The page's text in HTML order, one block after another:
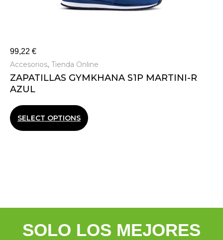
99,22 €
Accesorios, Tienda Online
ZAPATILLAS GYMKHANA S1P MARTINI-R
AZUL
SELECT OPTIONS
SOLO LOS MEJORES